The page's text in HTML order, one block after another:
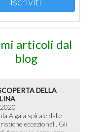
articoli dal
blog
DELLA
Alga a spirale dalle
eccezionali. Gli